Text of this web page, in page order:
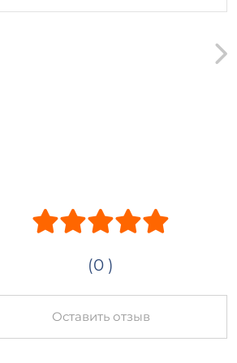
(0 )
Оставить отзыв